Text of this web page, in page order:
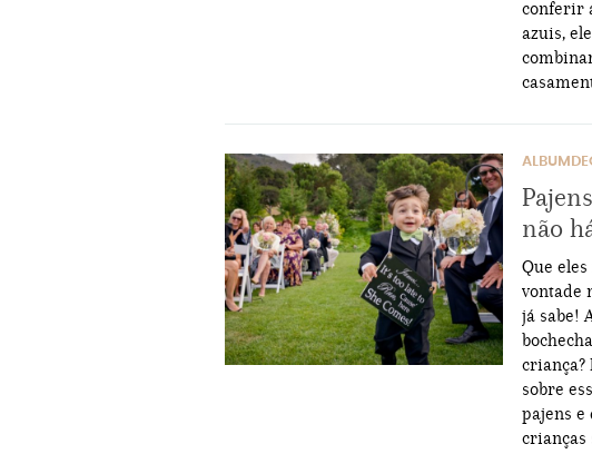
conferir
azuis,
não
Que
vontade
já sabe!
criança?
sobre
pajens e
crianças